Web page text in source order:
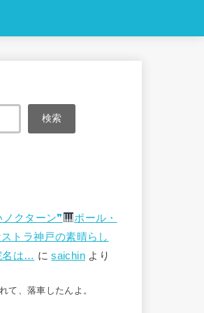
検索
ノクターン❞
ポール・
トラ神戸の素晴らし
名は… にsaichinより
て、落車したんよ。